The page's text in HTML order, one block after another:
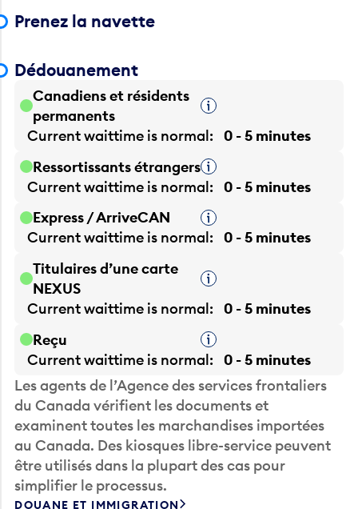
Canadiens et résidents
permanents
Current waittime is
normal
Current waittime isnormal
Current waittime isnormal
NEXUS
Current waittime is
normal
Current waittime is
normal
Les agents de l’Agence des services frontaliers
du Canada vérifient les documents et
examinent toutes les marchandises importées
au Canada. Des kiosques libre-service peuvent
être utilisés dans la plupart des cas pour
simplifier le processus.
DOUANE ET IMMIGRATION